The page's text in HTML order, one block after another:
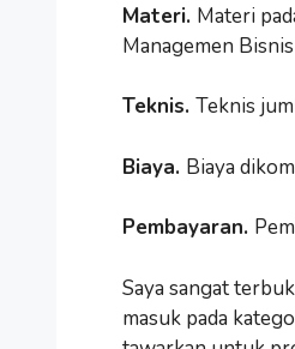
Materi. Materi
Managemen
Teknis. Teknis
Biaya. Biaya
Pembayaran.
Saya sangat
masuk pada